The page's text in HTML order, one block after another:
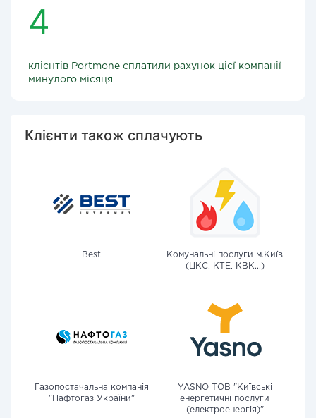
4
клієнтів Portmone сплатили рахунок цієї компанії
минулого місяця
Клієнти також сплачують
Best
Комунальні послуги м.Київ
(ЦКС, КТЕ, КВК...)
Газопостачальна компанія
"Нафтогаз України"
YASNO ТОВ "Київські
енергетичні послуги
(електроенергія)"